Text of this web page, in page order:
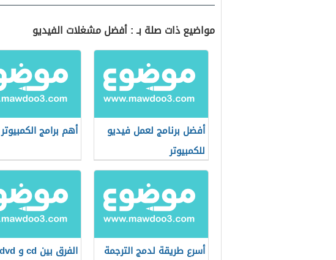
مواضيع ذات صلة بـ : أفضل مشغلات الفيديو
أفضل برنامج لعمل فيديو
للكمبيوتر
أهم برامج الكمبيوتر
أسرع طريقة لدمج الترجمة الفرق بين cd و dvd